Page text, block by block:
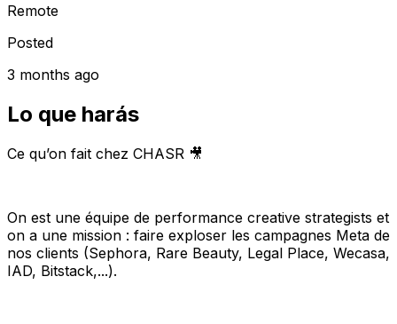
Remote
Posted
3 months ago
Lo que harás
Ce qu’on fait chez CHASR 🎥
On est une équipe de performance creative strategists et
on a une mission : faire exploser les campagnes Meta de
nos clients (Sephora, Rare Beauty, Legal Place, Wecasa,
IAD, Bitstack,...).